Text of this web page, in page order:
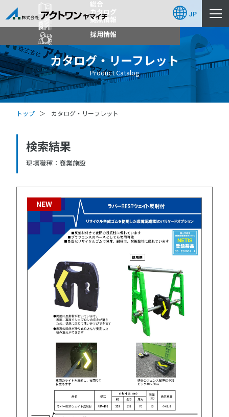
総合
カタログ
拠点情報
採用情報
JP
カタログ・リーフレット
Product Catalog
トップ カタログ・リーフレット
検索結果
現場職種 商業施設
NEW